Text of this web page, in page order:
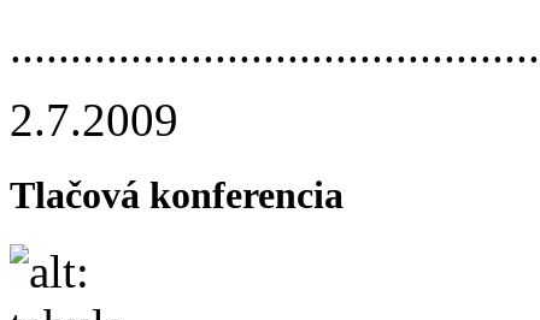
2.7.2009
Tlačová konferencia